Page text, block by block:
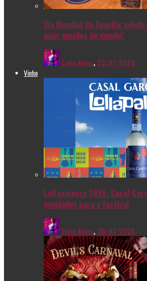
Dia Mundial da Tequila:
mais amados do mundo!
Livia Alves, 23/07/2024
Vinho
Lollapalooza 2026: Casal
novidades para o festival
Livia Alves, 20/03/2026